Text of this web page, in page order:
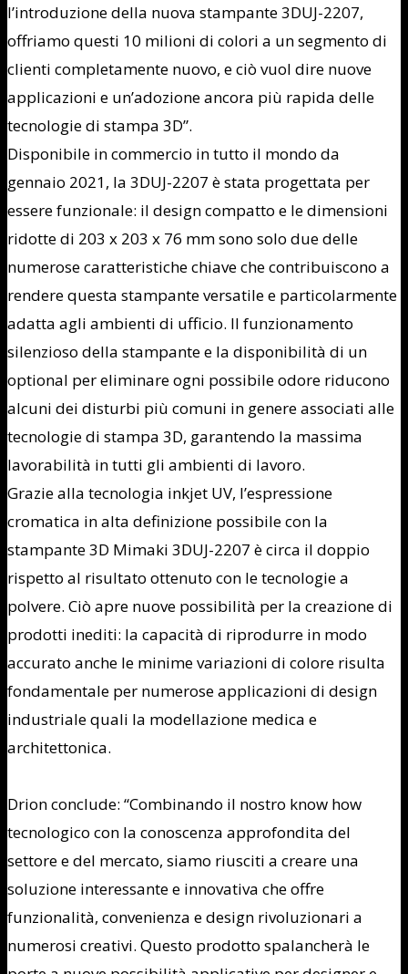
l’introduzione della nuova stampante 3DUJ-2207,
offriamo questi 10 milioni di colori a un segmento di
clienti completamente nuovo, e ciò vuol dire nuove
applicazioni e un’adozione ancora più rapida delle
tecnologie di stampa 3D”.
Disponibile in commercio in tutto il mondo da
gennaio 2021, la 3DUJ-2207 è stata progettata per
essere funzionale: il design compatto e le dimensioni
ridotte di 203 x 203 x 76 mm sono solo due delle
numerose caratteristiche chiave che contribuiscono a
rendere questa stampante versatile e particolarmente
adatta agli ambienti di ufficio. Il funzionamento
silenzioso della stampante e la disponibilità di un
optional per eliminare ogni possibile odore riducono
alcuni dei disturbi più comuni in genere associati alle
tecnologie di stampa 3D, garantendo la massima
lavorabilità in tutti gli ambienti di lavoro.
Grazie alla tecnologia inkjet UV, l’espressione
cromatica in alta definizione possibile con la
stampante 3D Mimaki 3DUJ-2207 è circa il doppio
rispetto al risultato ottenuto con le tecnologie a
polvere. Ciò apre nuove possibilità per la creazione di
prodotti inediti: la capacità di riprodurre in modo
accurato anche le minime variazioni di colore risulta
fondamentale per numerose applicazioni di design
industriale quali la modellazione medica e
architettonica.
Drion conclude: “Combinando il nostro know how
tecnologico con la conoscenza approfondita del
settore e del mercato, siamo riusciti a creare una
soluzione interessante e innovativa che offre
funzionalità, convenienza e design rivoluzionari a
numerosi creativi. Questo prodotto spalancherà le